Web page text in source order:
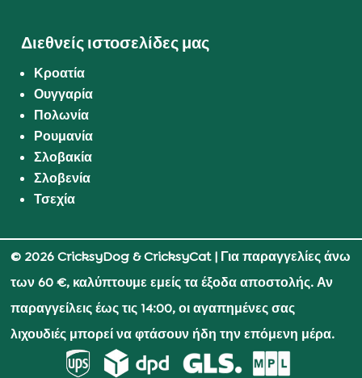
Διεθνείς ιστοσελίδες μας
Κροατία
Ουγγαρία
Πολωνία
Ρουμανία
Σλοβακία
Σλοβενία
Τσεχία
© 2026 CricksyDog & CricksyCat| Για παραγγελίες άνω
των 60 €, καλύπτουμε εμείς τα έξοδα αποστολής. Αν
παραγγείλεις έως τις 14:00, οι αγαπημένες σας
λιχουδιές μπορεί να φτάσουν ήδη την επόμενη μέρα.